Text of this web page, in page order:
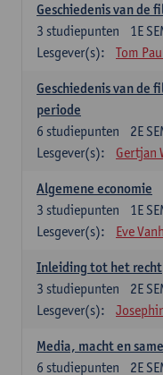
Geschiedenis van de
1E
3 studiepunten
Lesgever(s):
Tom
Geschiedenis van de
periode
2E
6 studiepunten
Lesgever(s):
Gertjan
Algemene economie
1E
3 studiepunten
Lesgever(s):
Eve
Inleiding tot het recht
2E
3 studiepunten
Lesgever(s):
Media, macht en
2E
6 studiepunten